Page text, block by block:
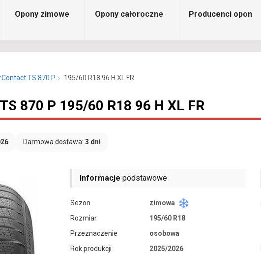
Opony zimowe Opony całoroczne Producenci opon
TS 870 P 195/60 R18 96 H XL FR
870 P 195/60 R18 96 H XL FR
Darmowa dostawa: 3 dni
Informacje podstawowe
Sezon
zimowa
Rozmiar
195/60 R18
Przeznaczenie
osobowa
Rok produkcji
2025/2026